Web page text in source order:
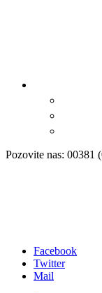
Pozovite nas: 00381
Facebook
Twitter
Mail